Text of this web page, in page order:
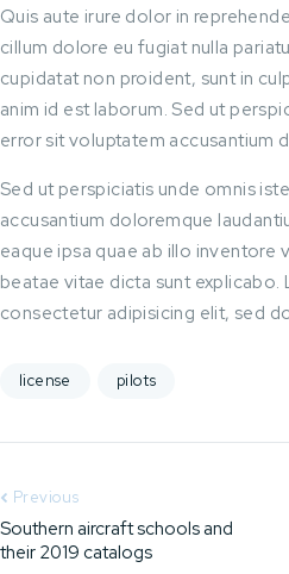
Quis aute irure dolor in
cillum dolore eu fugiat nulla
cupidatat non proident, sunt in
anim id est laborum. Sed ut
error sit voluptatem accusantium
Sed ut perspiciatis unde omnis
accusantium doloremque
eaque ipsa quae ab illo inventore
beatae vitae dicta sunt
consectetur adipisicing elit, sed
license pilots
Previous
Southern aircraft schools and
their 2019 catalogs